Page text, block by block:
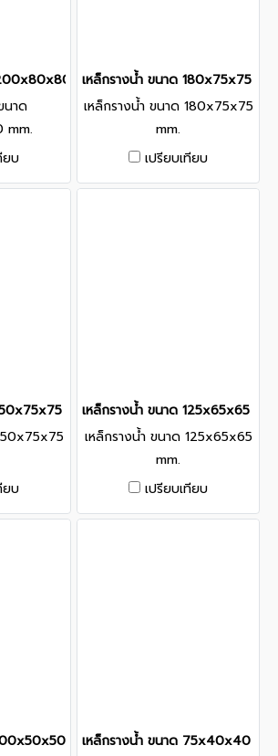
mm.
นาด
ยบ
เหล็กรางน้ำ ขนาด 180x75x75
เหล็กรางน้ำ ขนาด 180x75x75
mm.
เปรียบเทียบ
mm.
ยบ
เหล็กรางน้ำ ขนาด 125x65x65 mm.
เหล็กรางน้ำ ขนาด 125x65x65
mm.
เปรียบเทียบ
mm.เหล็กรางน้ำ ขนาด 75x40x40